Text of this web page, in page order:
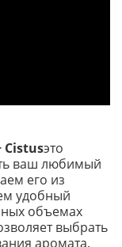
Cistusэто
ваш любимый
его из
удобный
объемах
выбрать
аромата.